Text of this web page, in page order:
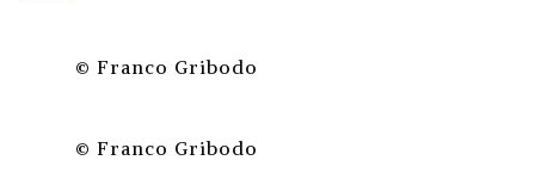
© Franco Gribodo
© Franco Gribodo